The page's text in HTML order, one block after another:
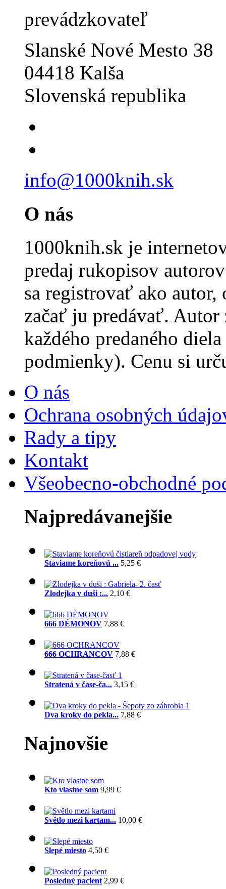
prevádzkovateľ
Slanské Nové Mesto 38
04418 Kalša
Slovenská republika
info@1000knih.sk
O nás
1000knih.sk je
predaj rukopisov
sa registrovať ako
začať ju predávať.
každého predaného
podmienky). Cenu si
O nás
Ochrana osobných
Rady a tipy
Kontakt
Všeobecno-obchodné
Najpredávanejšie
Staviame koreňovú ... 5,25 €
Zlodejka v duši :... 2,10 €
666 DÉMONOV 7,88 €
666 OCHRANCOV 7,88 €
Stratená v čase-ča... 3,15 €
Dva kroky do pekla... 7,88 €
Najnovšie
Kto vlastne som 9,99 €
Světlo mezi kartam... 10,00 €
Slepé miesto 4,50 €
Posledný pacient 2,99 €